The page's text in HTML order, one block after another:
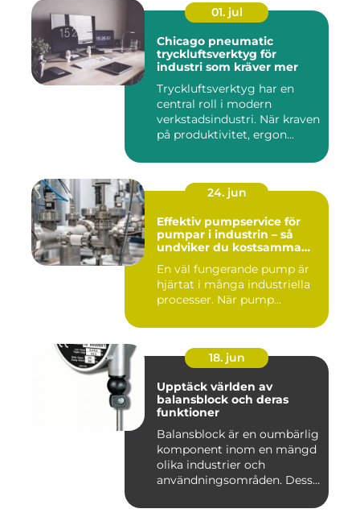
01. jul
Chicago pneumatic
tryckluftsverktyg för
industri som kräver mer
Tryckluftsverktyg har en
central roll i modern
verkstadsindustri. När kraven
på produktivitet, ergon...
24. jun
Effektiv pumpservice för
pumpar i industrin – så
undviker du kostsamma
En väl fungerande pump är
hjärtat i många industriella
processer. När pump...
18. jun
Upptäck världen av
balansblock och deras
funktioner
Balansblock är en oumbärlig
komponent inom en mängd
olika industrier och
användningsområden. Dessa